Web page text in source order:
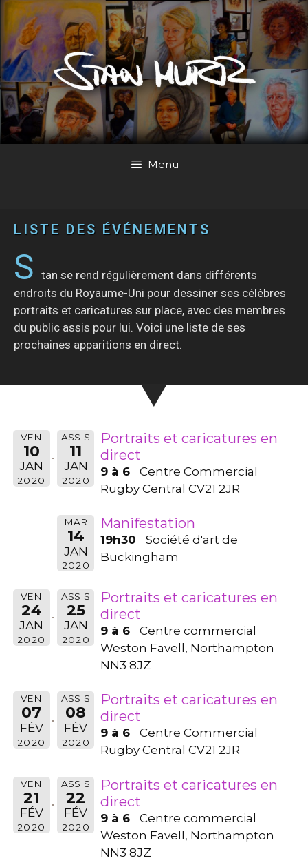
Menu
LISTE DES ÉVÉNEMENTS
S tan se rend régulièrement dans différents
endroits du Royaume-Uni pour dessiner ses célèbres
portraits et caricatures sur place, avec des membres
du public assis pour lui. Voici une liste de ses
prochaines apparitions en direct.
VEN
10
JAN
2020
ASSIS
11
JAN
2020
Portraits et caricatures en
direct
9 à 6
Centre Commercial
Rugby Central CV21 2JR
MAR
14
JAN
2020
Manifestation
19h30
Société d'art de
Buckingham
VEN
24
JAN
2020
ASSIS
25
JAN
2020
Portraits et caricatures en
direct
9 à 6
Centre commercial
Weston Favell, Northampton
NN3 8JZ
VEN
07
FÉV
2020
ASSIS
08
FÉV
2020
Portraits et caricatures en
direct
9 à 6
Centre Commercial
Rugby Central CV21 2JR
VEN
21
FÉV
2020
ASSIS
22
FÉV
2020
Portraits et caricatures en
direct
9 à 6
Centre commercial
Weston Favell, Northampton
NN3 8JZ